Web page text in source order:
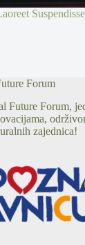
Suspendisse
Forum
Future Forum,
zajednica!